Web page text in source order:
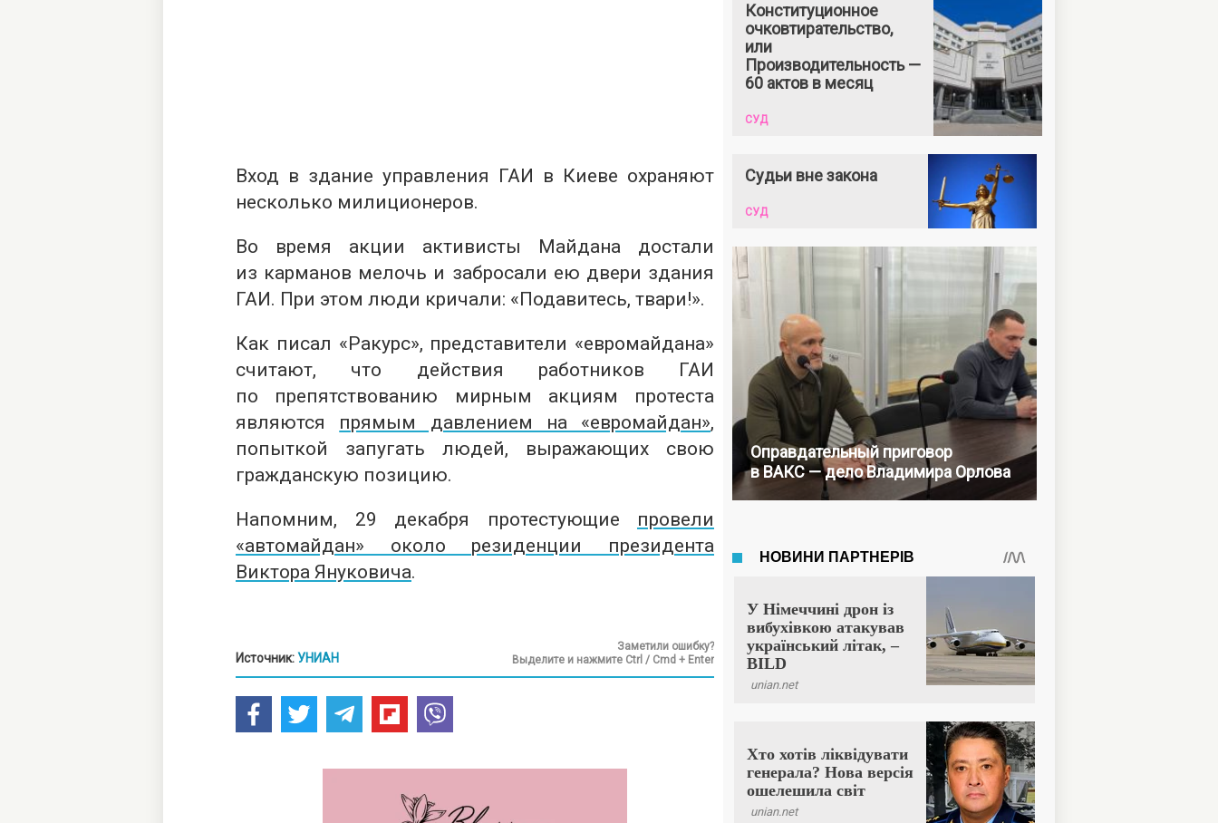
Вход в здание управления ГАИ в Киеве охраняют
несколько милиционеров.
Во время акции активисты Майдана достали
из карманов мелочь и забросали ею двери здания
ГАИ. При этом люди кричали: «Подавитесь, твари!».
Как писал «Ракурс», представители «евромайдана»
считают, что действия работников ГАИ
по препятствованию мирным акциям протеста
являются прямым давлением на «евромайдан»,
попыткой запугать людей, выражающих свою
гражданскую позицию.
Напомним, 29 декабря протестующие провели
«автомайдан» около резиденции президента
Виктора Януковича.
Источник: УНИАН
Заметили ошибку?
Выделите и нажмите Ctrl / Cmd + Enter
Конституционное
очковтирательство,
или
Производительность —
60 актов в месяц
СУД
Судьи вне закона
СУД
Оправдательный приговор
в ВАКС — дело Владимира Орлова